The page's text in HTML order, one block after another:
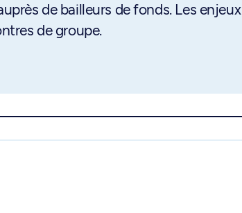
de bailleurs de fonds. Les
de groupe.